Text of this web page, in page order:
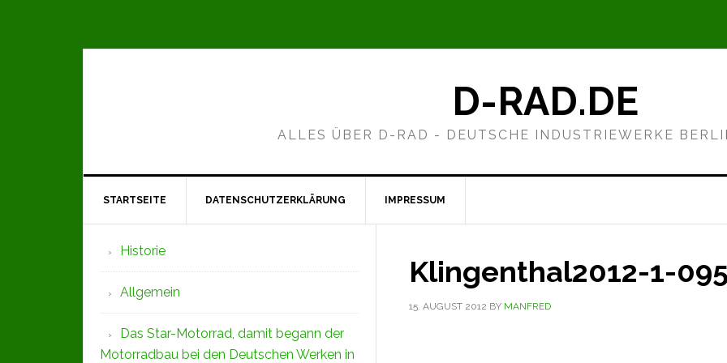
D-RAD.DE
ALLES ÜBER D-RAD - DEUTSCHE INDUSTRIEWERKE
STARTSEITE DATENSCHUTZERKLÄRUNG IMPRESSUM
Klingenthal2012-1-095
15. AUGUST 2012 BY MANFRED
Seitenspalte
Historie
Allgemein
Das Star-Motorrad, damit begann der
Motorradbau bei den Deutschen Werken in